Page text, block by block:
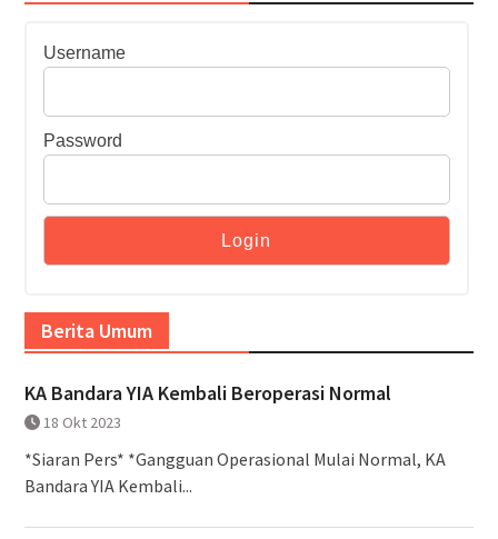
Username
Password
Berita Umum
KA Bandara YIA Kembali Beroperasi Normal
18 Okt 2023
*Siaran Pers* *Gangguan Operasional Mulai Normal, KA
Bandara YIA Kembali...